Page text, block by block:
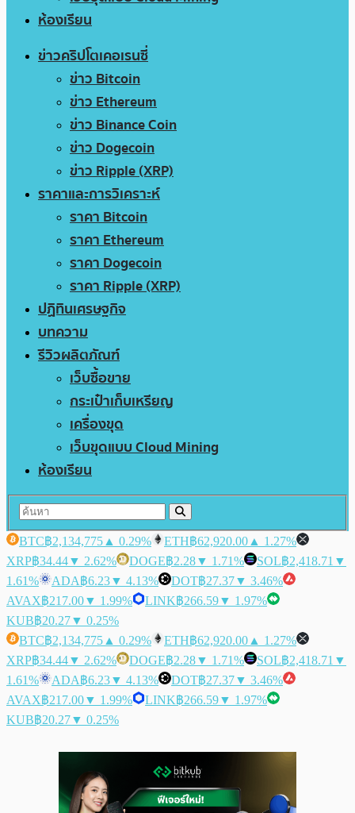
ห้องเรียน
ข่าวคริปโตเคอเรนซี่
ข่าว Bitcoin
ข่าว Ethereum
ข่าว Binance Coin
ข่าว Dogecoin
ข่าว Ripple (XRP)
ราคาและการวิเคราะห์
ราคา Bitcoin
ราคา Ethereum
ราคา Dogecoin
ราคา Ripple (XRP)
ปฏิทินเศรษฐกิจ
บทความ
รีวิวผลิตภัณฑ์
เว็บซื้อขาย
กระเป๋าเก็บเหรียญ
เครื่องขุด
เว็บขุดแบบ Cloud Mining
ห้องเรียน
BTC฿2,134,775 ▲ 0.29% ETH฿62,920.00 ▲ 1.27%
XRP฿34.44▼ 2.62% DOGE฿2.28▼ 1.71% SOL฿2,418.71 ▼
1.61%
ADA฿6.23▼ 4.13% DOT฿27.37▼ 3.46%
AVAX฿217.00▼ 1.99% LINK฿266.59▼ 1.97%
KUB฿20.27▼ 0.25%
BTC฿2,134,775 ▲ 0.29% ETH฿62,920.00 ▲ 1.27%
XRP฿34.44▼ 2.62% DOGE฿2.28▼ 1.71% SOL฿2,418.71 ▼
1.61%
ADA฿6.23▼ 4.13% DOT฿27.37▼ 3.46%
AVAX฿217.00▼ 1.99% LINK฿266.59▼ 1.97%
KUB฿20.27▼ 0.25%